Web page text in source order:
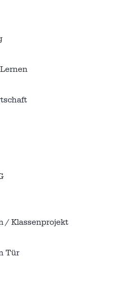
/ Klassenprojekt
Tür